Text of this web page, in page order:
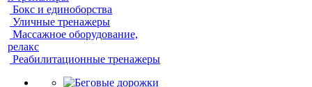
Бокс и единоборства
Уличные тренажеры
Массажное оборудование,
релакс
Реабилитационные тренажеры